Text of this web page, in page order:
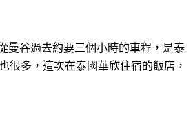
曼谷過去約要三個小時的車程，是泰
很多，這次在泰國華欣住宿的飯店，